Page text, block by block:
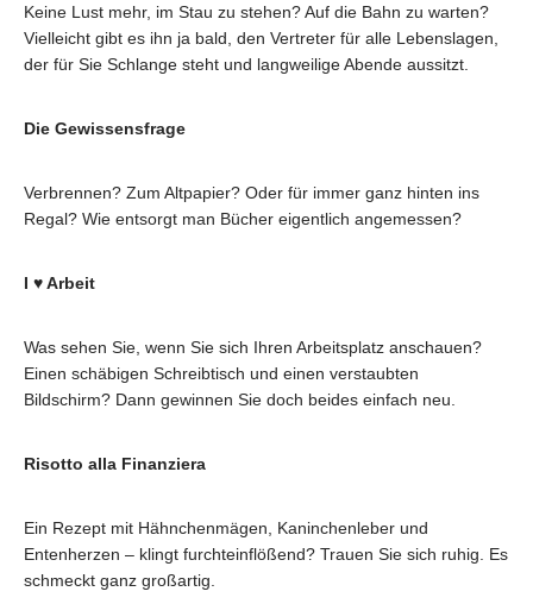
Keine Lust mehr, im Stau zu stehen? Auf die Bahn zu warten?
Vielleicht gibt es ihn ja bald, den Vertreter für alle Lebenslagen,
der für Sie Schlange steht und langweilige Abende aussitzt.
Die Gewissensfrage
Verbrennen? Zum Altpapier? Oder für immer ganz hinten ins
Regal? Wie entsorgt man Bücher eigentlich angemessen?
I ♥ Arbeit
Was sehen Sie, wenn Sie sich Ihren Arbeitsplatz anschauen?
Einen schäbigen Schreibtisch und einen verstaubten
Bildschirm? Dann gewinnen Sie doch beides einfach neu.
Risotto alla Finanziera
Ein Rezept mit Hähnchenmägen, Kaninchenleber und
Entenherzen – klingt furchteinflößend? Trauen Sie sich ruhig. Es
schmeckt ganz großartig.